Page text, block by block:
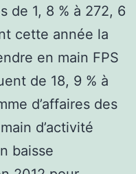
de 1, 8 % à 272, 6
cette année la
en main FPS
de 18, 9 % à
d’affaires des
d’activité
baisse